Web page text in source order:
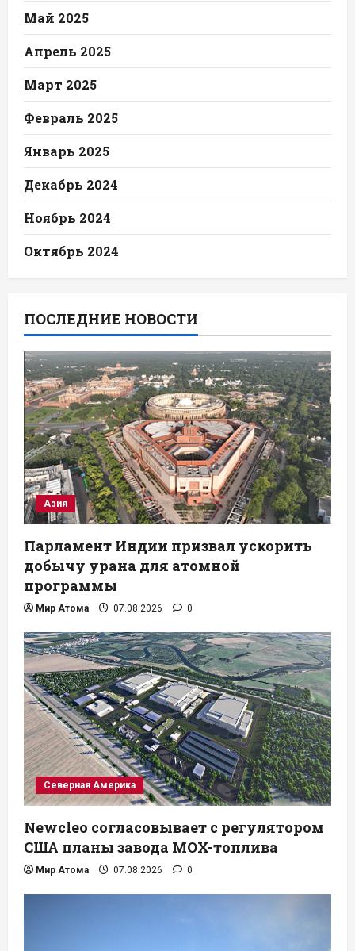
Май 2025
Апрель 2025
Март 2025
Февраль 2025
Январь 2025
Декабрь 2024
Ноябрь 2024
Октябрь 2024
ПОСЛЕДНИЕ НОВОСТИ
Азия
Парламент Индии призвал ускорить
добычу урана для атомной
программы
Мир Атома 07.08.2026 0
Северная Америка
Newcleo согласовывает с регулятором
США планы завода MOX-топлива
Мир Атома 07.08.2026 0